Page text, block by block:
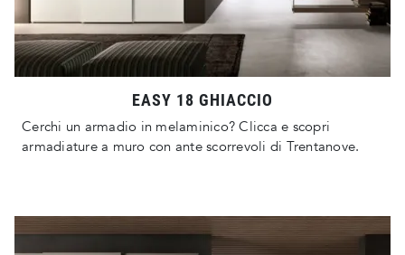
EASY 18 GHIACCIO
Cerchi un armadio in melaminico? Clicca e scopri
armadiature a muro con ante scorrevoli di Trentanove.